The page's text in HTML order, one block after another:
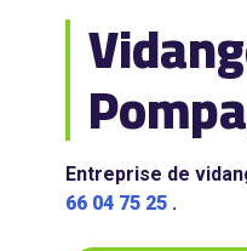
Entreprise de
66 04 75 25 .